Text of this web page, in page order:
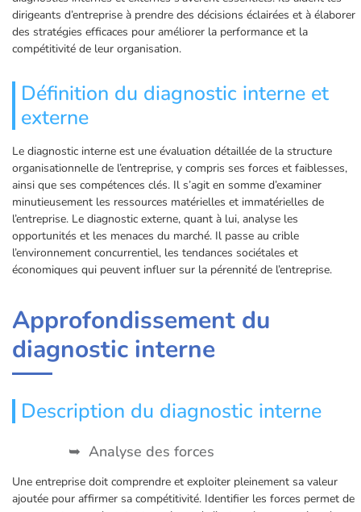
dirigeants d’entreprise à prendre des décisions éclairées et à élaborer
des stratégies efficaces pour améliorer la performance et la
compétitivité de leur organisation.
Définition du diagnostic interne et
externe
Le diagnostic interne est une évaluation détaillée de la structure
organisationnelle de l’entreprise, y compris ses forces et faiblesses,
ainsi que ses compétences clés. Il s’agit en somme d’examiner
minutieusement les ressources matérielles et immatérielles de
l’entreprise. Le diagnostic externe, quant à lui, analyse les
opportunités et les menaces du marché. Il passe au crible
l’environnement concurrentiel, les tendances sociétales et
économiques qui peuvent influer sur la pérennité de l’entreprise.
Approfondissement du
diagnostic interne
Description du diagnostic interne
Analyse des forces
Une entreprise doit comprendre et exploiter pleinement sa valeur
ajoutée pour affirmer sa compétitivité. Identifier les forces permet de